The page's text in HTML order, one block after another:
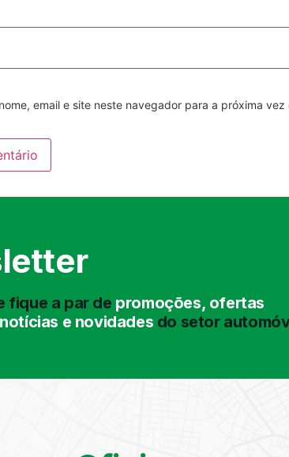
email e site neste navegador para a próxima vez
fique a par de promoções, ofertas
e novidades do setor